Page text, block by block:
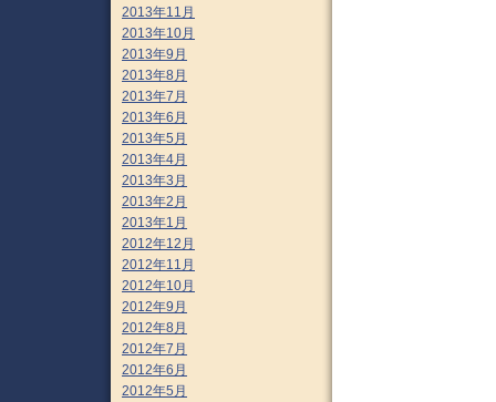
2013年11月
2013年10月
2013年9月
2013年8月
2013年7月
2013年6月
2013年5月
2013年4月
2013年3月
2013年2月
2013年1月
2012年12月
2012年11月
2012年10月
2012年9月
2012年8月
2012年7月
2012年6月
2012年5月